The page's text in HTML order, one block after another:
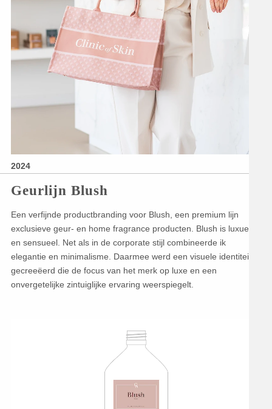
2024
Geurlijn Blush
Een verfijnde productbranding voor Blush, een premium lijn
exclusieve geur- en home fragrance producten. Blush is luxueus
en sensueel. Net als in de corporate stijl combineerde ik
elegantie en minimalisme. Daarmee werd een visuele identiteit
gecreeëerd die de focus van het merk op luxe en een
onvergetelijke zintuiglijke ervaring weerspiegelt.